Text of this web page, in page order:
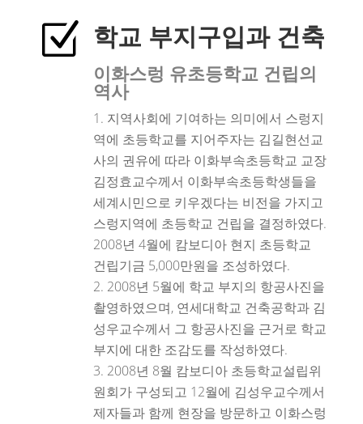
Z 학교 부지구입과 건축
이화스렁 유초등학교 건립의
역사
지역사회에 기여하는 의미에서 스렁지
역에 초등학교를 지어주자는 김길현선교
사의 권유에 따라 이화부속초등학교 교장
김정효교수께서 이화부속초등학생들을
세계시민으로 키우겠다는 비전을 가지고
스렁지역에 초등학교 건립을 결정하였다.
2008년 4월에 캄보디아 현지 초등학교
건립기금 5,000만원을 조성하였다.
2008년 5월에 학교 부지의 항공사진을
촬영하였으며, 연세대학교 건축공학과 김
성우교수께서 그 항공사진을 근거로 학교
부지에 대한 조감도를 작성하였다.
2008년 8월 캄보디아 초등학교설립위
원회가 구성되고 12월에 김성우교수께서
제자들과 함께 현장을 방문하고 이화스렁